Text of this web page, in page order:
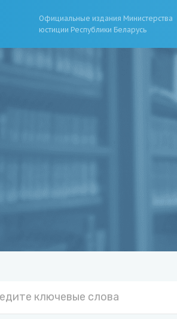
Официальные издания Министерства
юстиции Республики Беларусь